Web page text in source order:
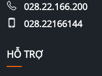
HỖ TRỢ
028.22.166.200
028.22166144